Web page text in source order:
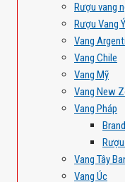
Rượu vang
Rượu Vang Ý
Vang
Vang Chile
Vang Mỹ
Vang New
Vang Pháp
Vang Tây
Vang Úc